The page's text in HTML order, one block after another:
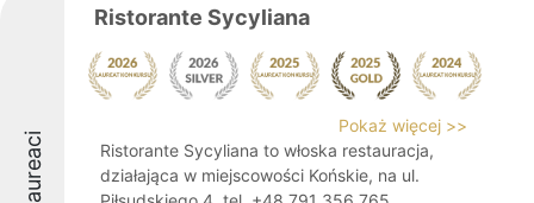
Laureaci
Ristorante Sycyliana
Pokaż więcej >>
Ristorante Sycyliana to włoska restauracja,
działająca w miejscowości Końskie, na ul.